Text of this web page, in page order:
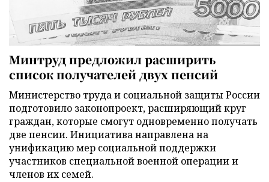
Минтруд предложил расширить
список получателей двух пенсий
Министерство труда и социальной защиты России
подготовило законопроект, расширяющий круг
граждан, которые смогут одновременно получать
две пенсии. Инициатива направлена на
унификацию мер социальной поддержки
участников специальной военной операции и
членов их семей.